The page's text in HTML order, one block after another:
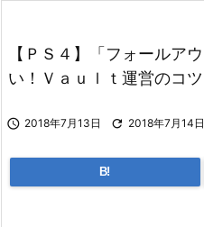
【ＰＳ４】「フォールア
い！Ｖａｕｌｔ運営のコ
 2018年7月13日  2018年7月14日
B!